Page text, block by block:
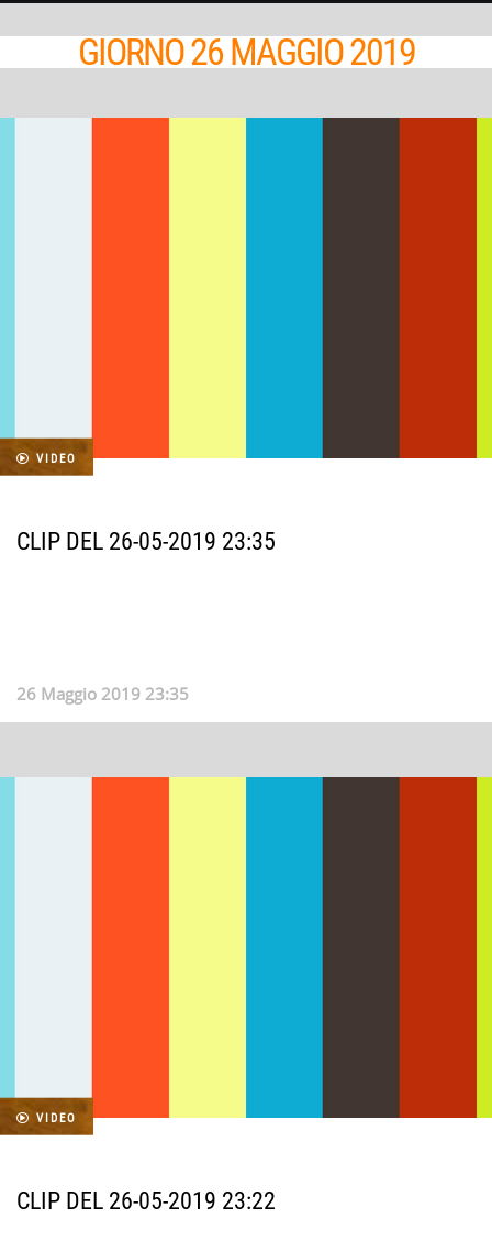
GIORNO 26 MAGGIO 2019
VIDEO
CLIP DEL 26-05-2019 23:35
26 Maggio 2019 23:35
VIDEO
CLIP DEL 26-05-2019 23:22